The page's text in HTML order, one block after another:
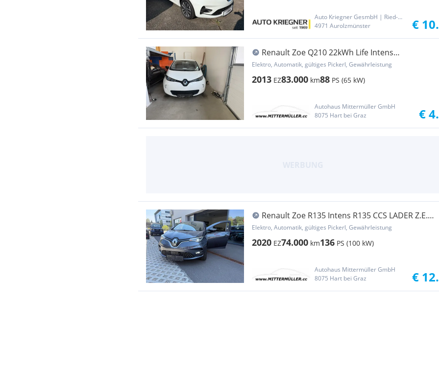
Auto Kriegner GesmbH | Ried-Aurolzmünster
4971 Aurolzmünster
€
Renault Zoe Q210 22kWh Life Intens
(Batteriemiete KFZ ...
Elektro, Automatik, gültiges Pickerl, Gewährleistung
2013 EZ83.000 km88 PS (65 kW)
Autohaus Mittermüller GmbH
8075 Hart bei Graz
€
Renault Zoe R135 Intens R135 CCS LADER Z.E.
50 (Miet-B...
Elektro, Automatik, gültiges Pickerl, Gewährleistung
2020 EZ74.000 km136 PS (100 kW)
Autohaus Mittermüller GmbH
8075 Hart bei Graz
€